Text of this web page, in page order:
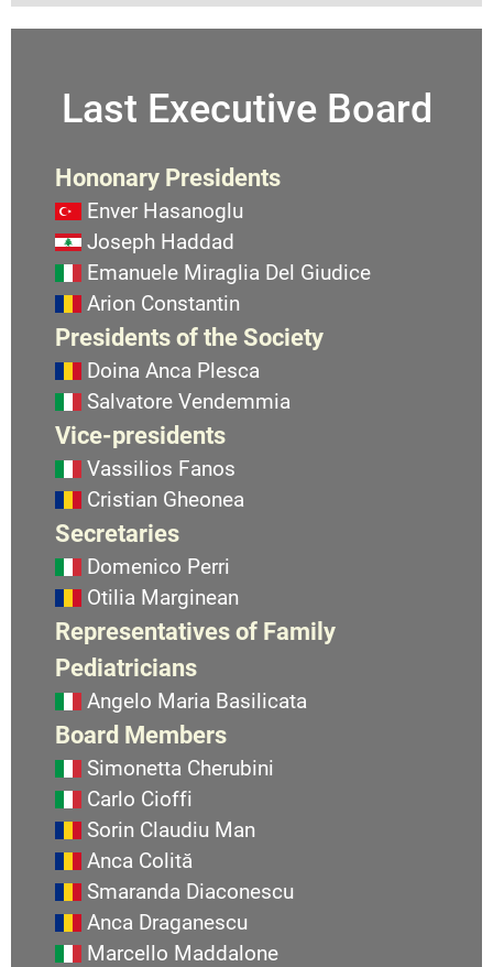
Last Executive Board
Hononary Presidents
Enver Hasanoglu
Joseph Haddad
Emanuele Miraglia Del Giudice
Arion Constantin
Presidents of the Society
Doina Anca Plesca
Salvatore Vendemmia
Vice-presidents
Vassilios Fanos
Cristian Gheonea
Secretaries
Domenico Perri
Otilia Marginean
Representatives of Family
Pediatricians
Angelo Maria Basilicata
Board Members
Simonetta Cherubini
Carlo Cioffi
Sorin Claudiu Man
Anca Colită
Smaranda Diaconescu
Anca Draganescu
Marcello Maddalone